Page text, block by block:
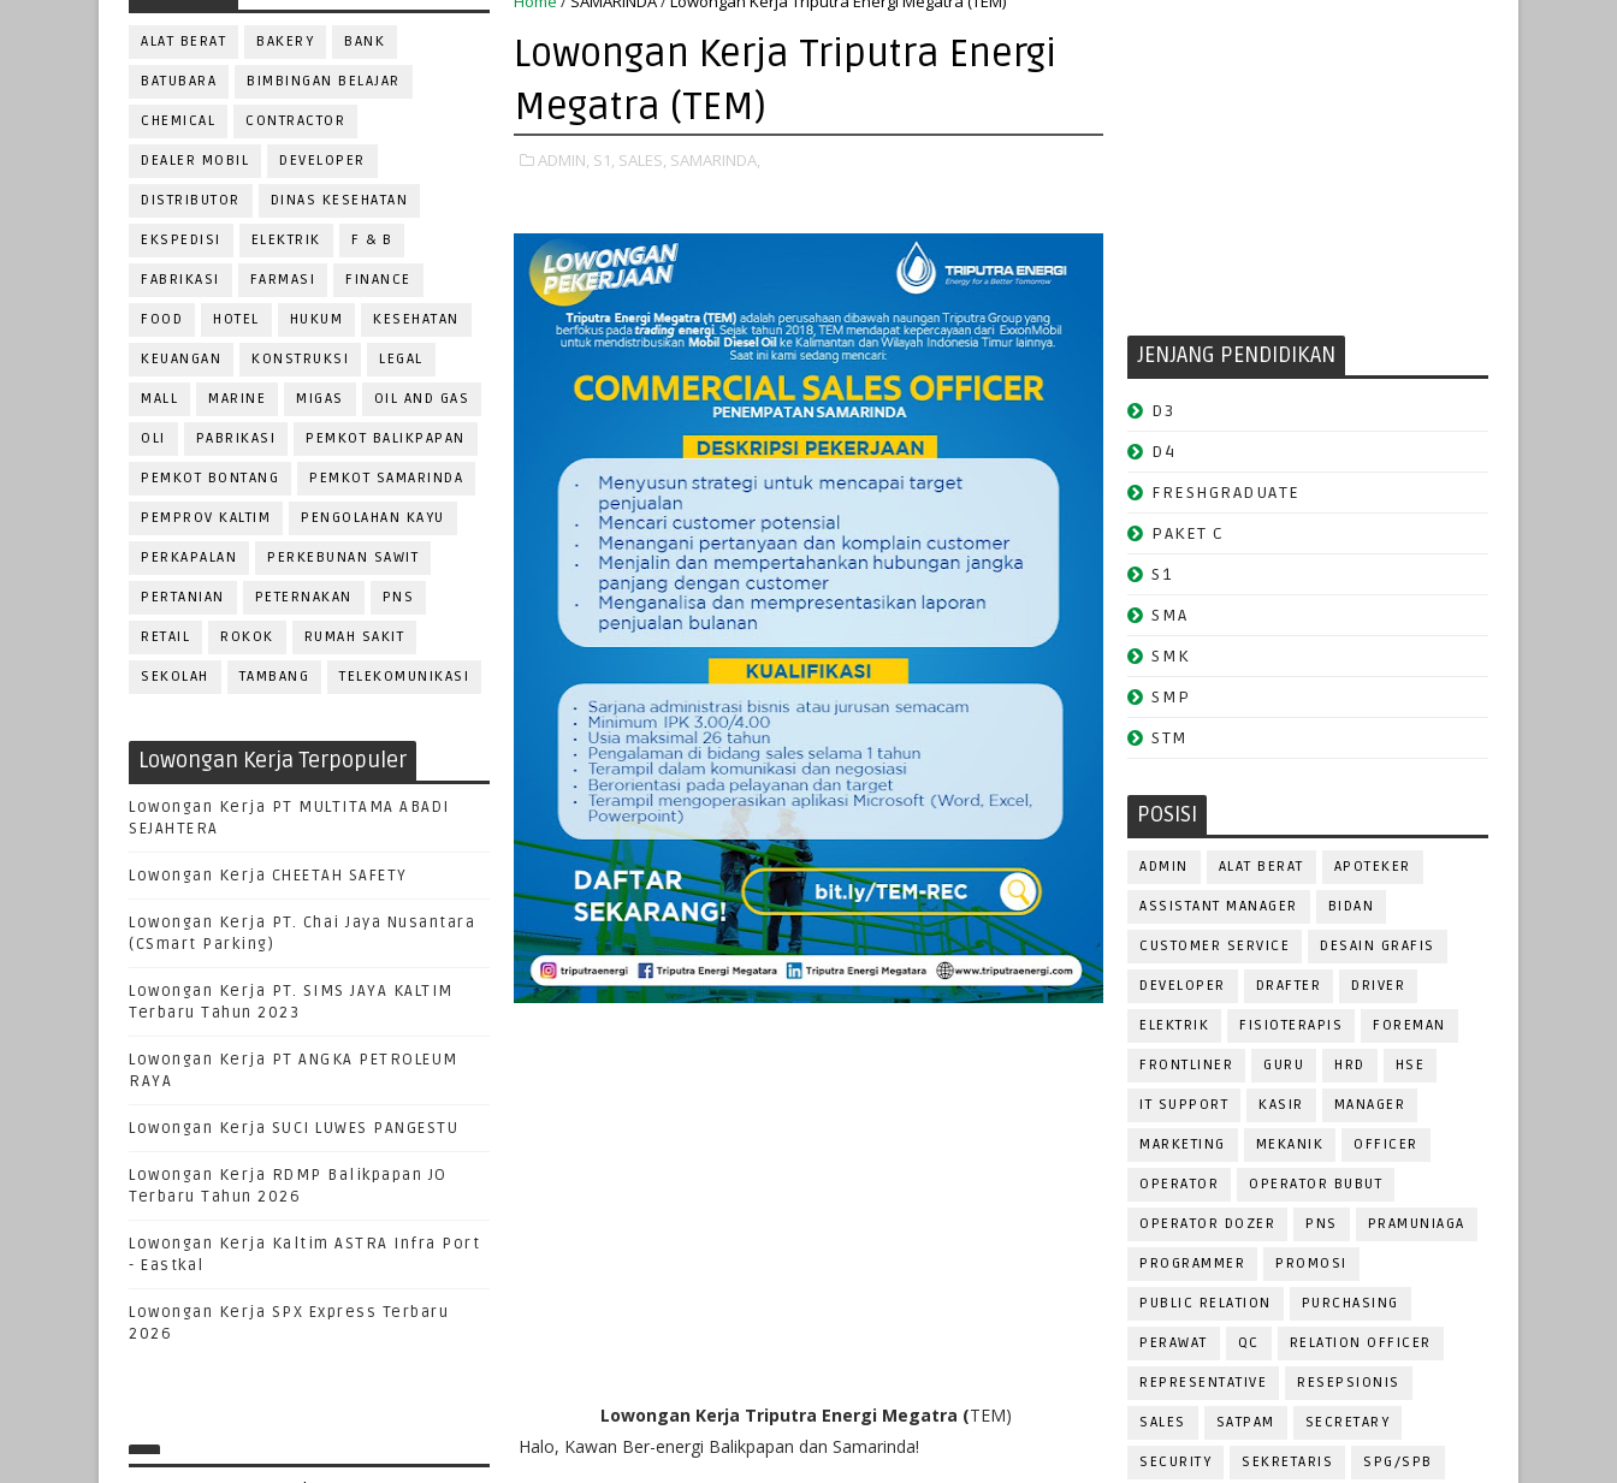
ALAT BERAT BAKERY BANK
BATUBARA BIMBINGAN BELAJAR
CHEMICAL CONTRACTOR
DEALER MOBIL DEVELOPER
DISTRIBUTOR DINAS KESEHATAN
EKSPEDISI ELEKTRIK F & B
FABRIKASI FARMASI FINANCE
FOOD HOTEL HUKUM KESEHATAN
KEUANGAN KONSTRUKSI LEGAL
MALL MARINE MIGAS OIL AND GAS
OLI PABRIKASI PEMKOT BALIKPAPAN
PEMKOT BONTANG PEMKOT SAMARINDA
PEMPROV KALTIM PENGOLAHAN KAYU
PERKAPALAN PERKEBUNAN SAWIT
PERTANIAN PETERNAKAN PNS
RETAIL ROKOK RUMAH SAKIT
SEKOLAH TAMBANG TELEKOMUNIKASI
Lowongan Kerja Terpopuler
Lowongan Kerja PT MULTITAMA ABADI
SEJAHTERA
Lowongan Kerja CHEETAH SAFETY
Lowongan Kerja PT. Chai Jaya Nusantara
(CSmart Parking)
Lowongan Kerja PT. SIMS JAYA KALTIM
Terbaru Tahun 2023
Lowongan Kerja PT ANGKA PETROLEUM
RAYA
Lowongan Kerja SUCI LUWES PANGESTU
Lowongan Kerja RDMP Balikpapan JO
Terbaru Tahun 2026
Lowongan Kerja Kaltim ASTRA Infra Port
- Eastkal
Lowongan Kerja SPX Express Terbaru
2026
Lowongan Kerja Triputra Energi
Megatra (TEM)
ADMIN, S1, SALES, SAMARINDA,
Lowongan Kerja Triputra Energi Megatra (TEM)
Halo, Kawan Ber-energi Balikpapan dan Samarinda!
JENJANG PENDIDIKAN
D3
D4
FRESHGRADUATE
PAKET C
S1
SMA
SMK
SMP
STM
POSISI
ADMIN ALAT BERAT APOTEKER
ASSISTANT MANAGER BIDAN
CUSTOMER SERVICE DESAIN GRAFIS
DEVELOPER DRAFTER DRIVER
ELEKTRIK FISIOTERAPIS FOREMAN
FRONTLINER GURU HRD HSE
IT SUPPORT KASIR MANAGER
MARKETING MEKANIK OFFICER
OPERATOR OPERATOR BUBUT
OPERATOR DOZER PNS PRAMUNIAGA
PROGRAMMER PROMOSI
PUBLIC RELATION PURCHASING
PERAWAT QC RELATION OFFICER
REPRESENTATIVE RESEPSIONIS
SALES SATPAM SECRETARY
SECURITY SEKRETARIS SPG/SPB